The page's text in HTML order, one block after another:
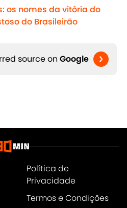
os nomes da vitória do
do Brasileirão
source on Google
Política de
Privacidade
Termos e Condições